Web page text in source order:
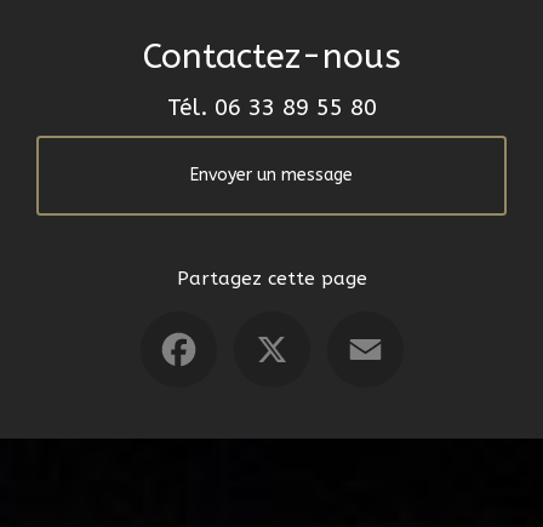
Contactez-nous
Tél. 06 33 89 55 80
Envoyer un message
Partagez cette page